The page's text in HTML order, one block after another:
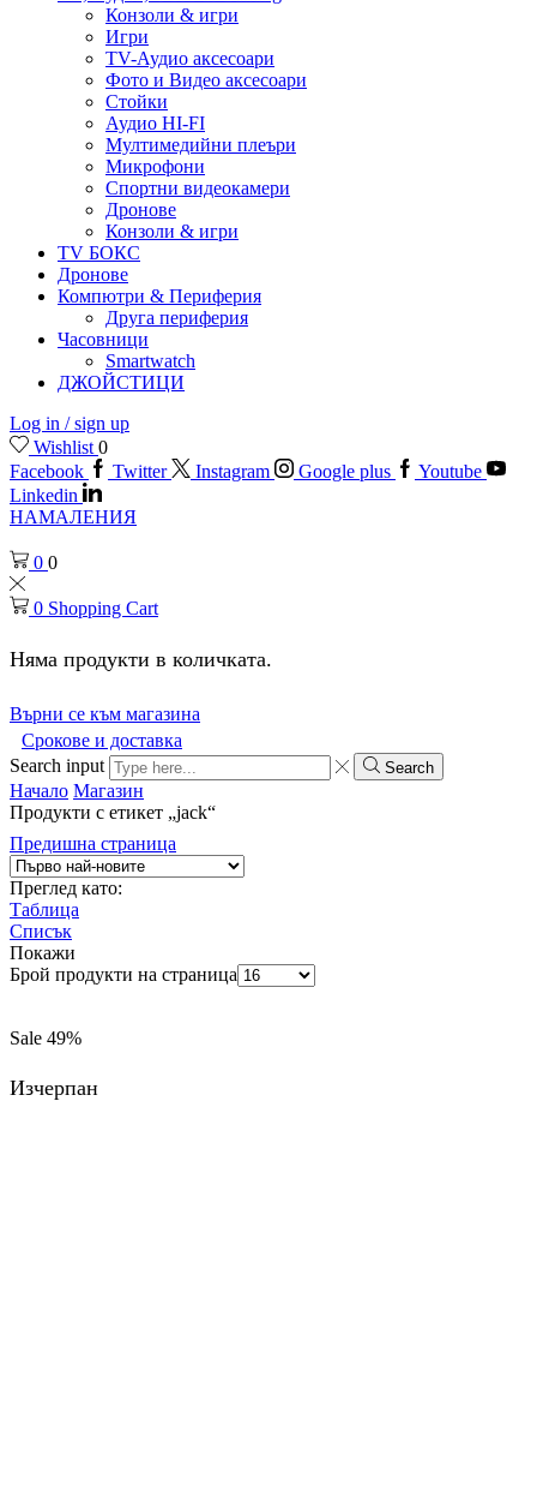
Конзоли & игри
Игри
TV-Аудио аксесоари
Фото и Видео аксесоари
Стойки
Аудио HI-FI
Мултимедийни плеъри
Микрофони
Спортни видеокамери
Дронове
Конзоли & игри
TV БОКС
Дронове
Компютри & Периферия
Друга периферия
Часовници
Smartwatch
ДЖОЙСТИЦИ
Log in / sign up
Wishlist 0
Facebook
Twitter Instagram Google plus
Youtube
Linkedin
НАМАЛЕНИЯ
0 0
0 Shopping Cart
Няма продукти в количката.
Върни се към магазина
Срокове и доставка
Search input
Search
Начало Магазин
Продукти с етикет „jack“
Предишна страница
Преглед като:
Таблица
Списък
Покажи
Брой продукти на страница
Sale 49%
Изчерпан